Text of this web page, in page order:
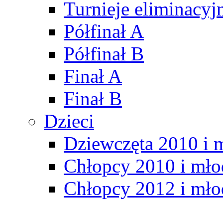
Turnieje
Półfinał A
Półfinał B
Finał A
Finał B
Dzieci
Dziewczęta 2010 i
Chłopcy 2010 i
Chłopcy 2012 i